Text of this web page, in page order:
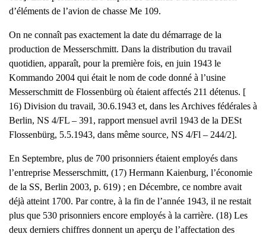
d’éléments de l’avion de chasse Me 109.
On ne connaît pas exactement la date du démarrage de la
production de Messerschmitt. Dans la distribution du travail
quotidien, apparaît, pour la première fois, en juin 1943 le
Kommando 2004 qui était le nom de code donné à l’usine
Messerschmitt de Flossenbürg où étaient affectés 211 détenus. [
16) Division du travail, 30.6.1943 et, dans les Archives fédérales à
Berlin, NS 4/FL – 391, rapport mensuel avril 1943 de la DESt
Flossenbürg, 5.5.1943, dans même source, NS 4/Fl – 244/2].
En Septembre, plus de 700 prisonniers étaient employés dans
l’entreprise Messerschmitt, (17) Hermann Kaienburg, l’économie
de la SS, Berlin 2003, p. 619) ; en Décembre, ce nombre avait
déjà atteint 1700. Par contre, à la fin de l’année 1943, il ne restait
plus que 530 prisonniers encore employés à la carrière. (18) Les
deux derniers chiffres donnent un aperçu de l’affectation des